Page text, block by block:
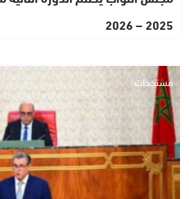
2025 – 2026
مستجدات